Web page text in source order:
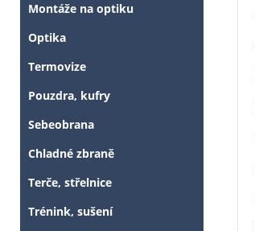
Montáže na optiku
Optika
Termovize
Pouzdra, kufry
Sebeobrana
Chladné zbraně
Terče, střelnice
Trénink, sušení